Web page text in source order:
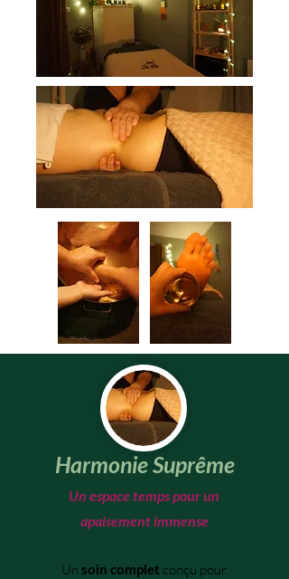
Harmonie Suprême
Un espace temps pour un
apaisement immense
Un soin complet conçu pour